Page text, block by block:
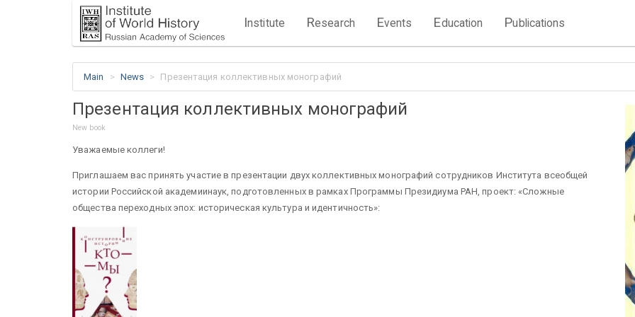
Institute Research Events Education Publications
Main News Презентация коллективных монографий
Презентация коллективных монографий
New book
Уважаемые коллеги!
Приглашаем вас принять участие в презентации двух коллективных монографий сотрудников Института всеобщей
истории Российской академиинаук, подготовленных в рамках Программы Президиума РАН, проект: «Сложные
общества переходных эпох: историческая культура и идентичность»: